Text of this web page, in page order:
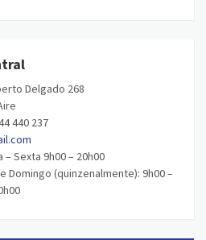
Delgado 268
440 237
– Sexta 9h00 – 20h00
Domingo (quinzenalmente): 9h00 –